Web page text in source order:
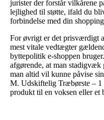
jurister der forstår vilkårene
lejlighed til støtte, ifald du
forbindelse med din
For øvrigt er det prisværdigt
mest vitale vedtægter
byttepolitik e-shoppen
afgørende, at man stadigvæk
man altid vil kunne påvise
M. Udskiftelig Træbørste – 1
produkt til en voksen eller et